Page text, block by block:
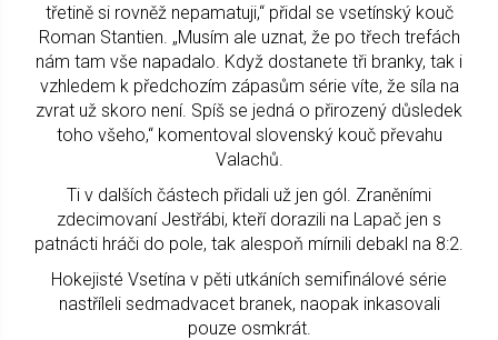
třetině si rovněž nepamatuji,“ přidal se vsetínský kouč
Roman Stantien. „Musím ale uznat, že po třech trefách
nám tam vše napadalo. Když dostanete tři branky, tak i
vzhledem k předchozím zápasům série víte, že síla na
zvrat už skoro není. Spíš se jedná o přirozený důsledek
toho všeho,“ komentoval slovenský kouč převahu
Valachů.
Ti v dalších částech přidali už jen gól. Zraněními
zdecimovaní Jestřábi, kteří dorazili na Lapač jen s
patnácti hráči do pole, tak alespoň mírnili debakl na 8:2.
Hokejisté Vsetína v pěti utkáních semifinálové série
nastříleli sedmadvacet branek, naopak inkasovali
pouze osmkrát.